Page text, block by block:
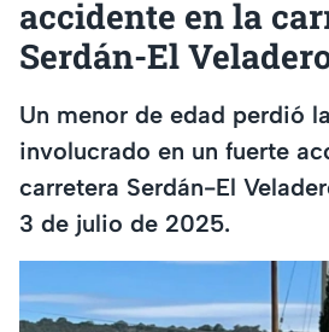
accidente en la
Serdán-El
Un menor de edad perdió
involucrado en un fuerte
carretera Serdán-El
3 de julio de 2025.